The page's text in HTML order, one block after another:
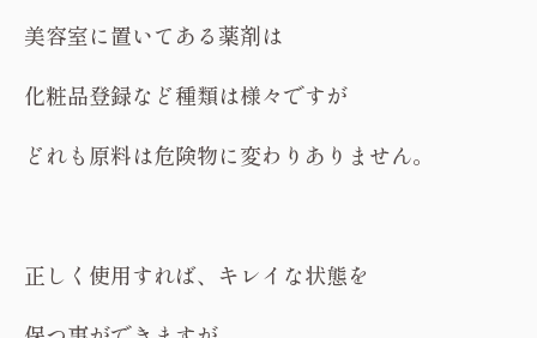
美容室に置いてある薬剤は
化粧品登録など種類は様々ですが
どれも原料は危険物に変わりありません。
正しく使用すれば、キレイな状態を